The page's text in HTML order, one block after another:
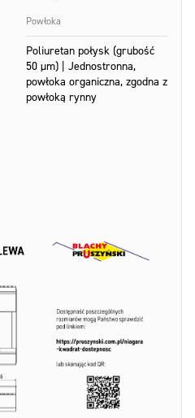
Powłoka
Poliuretan połysk (grubość
50 µm) | Jednostronna,
powłoka organiczna, zgodna z
powłoką rynny